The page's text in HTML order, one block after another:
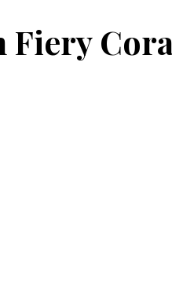
Fiery